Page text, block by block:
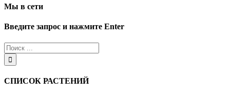
Мы в сети
Введите запрос и нажмите Enter
СПИСОК РАСТЕНИЙ